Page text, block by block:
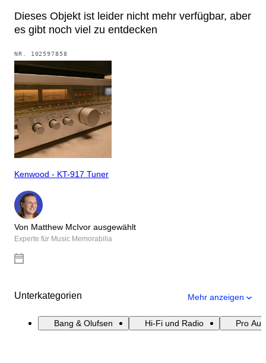
Dieses Objekt ist leider nicht mehr verfügbar, aber
es gibt noch viel zu entdecken
NR. 102597858
Kenwood - KT-917 Tuner
Von Matthew McIvor ausgewählt
Experte für Music Memorabilia
Unterkategorien Mehr anzeigen
Bang & Olufsen Hi-Fi und Radio Pro